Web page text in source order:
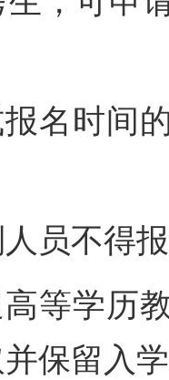
时间的
员不得
学历教
保留入